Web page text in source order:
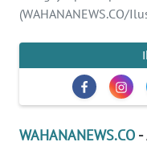
(WAHANANEWS.CO/
WAHANANEWS.CO -
OPINI
EDITORIAL
Informasi